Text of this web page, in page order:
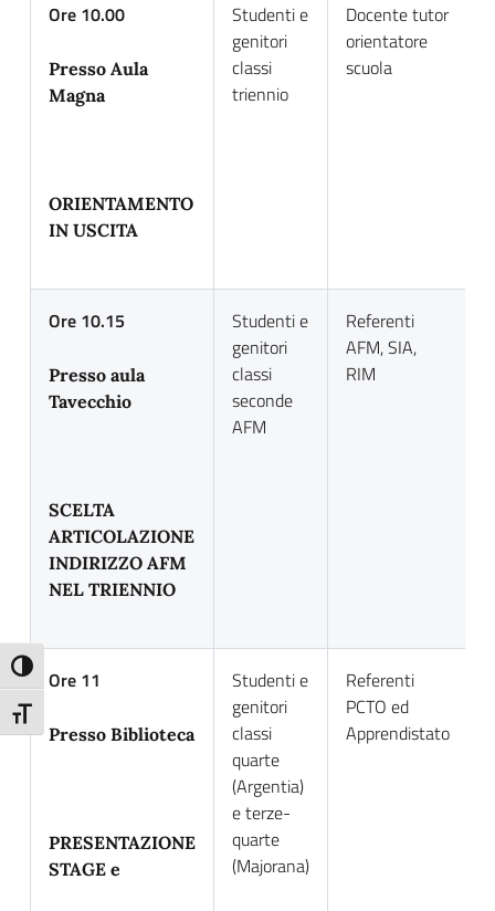
Attiva/disattiva alto contrasto
Attiva/disattiva dimensione testo
Ore 10.00
Presso Aula
Magna
ORIENTAMENTO
IN USCITA
Studenti e
genitori
classi
triennio
Docente tutor
orientatore
scuola
Ore 10.15
Presso aula
Tavecchio
SCELTA
ARTICOLAZIONE
INDIRIZZO AFM
NEL TRIENNIO
Studenti e
genitori
classi
seconde
AFM
Referenti
AFM, SIA,
RIM
Ore 11
Presso Biblioteca
PRESENTAZIONE
STAGE e
Studenti e
genitori
classi
quarte
(Argentia)
e terze-
quarte
(Majorana)
Referenti
PCTO ed
Apprendistato